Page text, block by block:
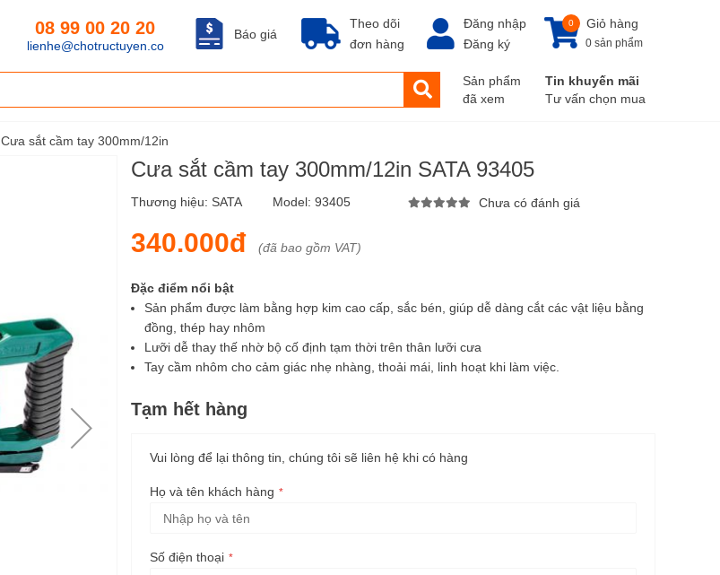
Theo dõi
đơn hàng
Báo giá
08 99 00 20 20
lienhe@chotructuyen.co
Đăng nhập
Đăng ký
Giỏ hàng
0
0 sản phẩm
Sản phẩm
đã xem
Tin khuyến mãi
Tư vấn chọn mua
Cưa sắt cầm tay 300mm/12in
Cưa sắt cầm tay 300mm/12in SATA 93405
Thương hiệu: SATA Model: 93405 Chưa có đánh giá
340.000đ (đã bao gồm VAT)
Đặc điểm nổi bật
Sản phẩm được làm bằng hợp kim cao cấp, sắc bén, giúp dễ dàng cắt các vật liệu bằng
đồng, thép hay nhôm
Lưỡi dễ thay thế nhờ bộ cố định tạm thời trên thân lưỡi cưa
Tay cầm nhôm cho cảm giác nhẹ nhàng, thoải mái, linh hoạt khi làm việc.
Tạm hết hàng
Vui lòng để lại thông tin, chúng tôi sẽ liên hệ khi có hàng
Họ và tên khách hàng
Số điện thoại